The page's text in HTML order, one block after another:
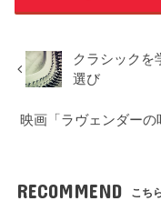
クラシックを
選び
映画「ラヴェンダー
RECOMMEND こち